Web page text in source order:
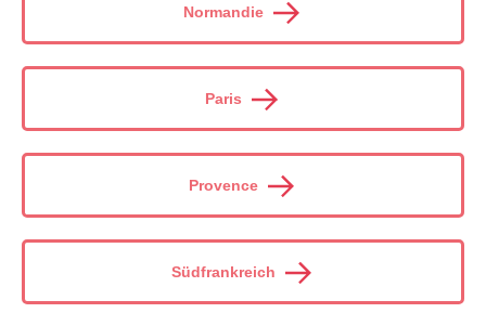
Normandie
Paris
Provence
Südfrankreich